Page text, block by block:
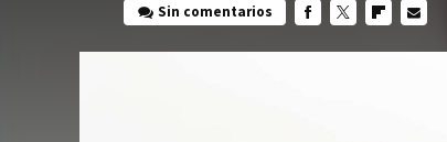
Sin comentarios